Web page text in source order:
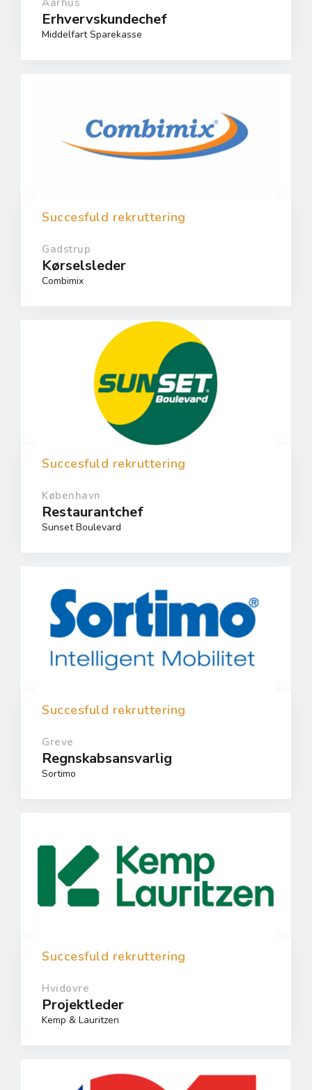
Erhvervskundechef
Middelfart Sparekasse
Aarhus
Succesfuld rekruttering
Kørselsleder
Combimix
Gadstrup
Succesfuld rekruttering
Restaurantchef
Sunset Boulevard
København
Succesfuld rekruttering
Regnskabsansvarlig
Sortimo
Greve
Succesfuld rekruttering
Projektleder
Kemp & Lauritzen
Hvidovre